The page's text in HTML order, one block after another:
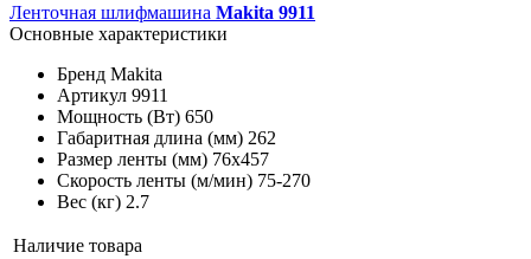
Ленточная шлифмашина Makita 9911
Основные характеристики
Бренд Makita
Артикул 9911
Мощность (Вт) 650
Габаритная длина (мм) 262
Размер ленты (мм) 76x457
Скорость ленты (м/мин) 75-270
Вес (кг) 2.7
Наличие товара